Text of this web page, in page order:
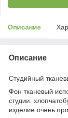
Описание
Описание
Студийный
Фон тканевый
студии.
изделие очень